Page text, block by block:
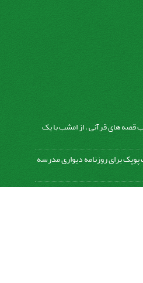
های قرآنی ، از امشب با یک
پوپک برای روزنامه دیواری مدرسه